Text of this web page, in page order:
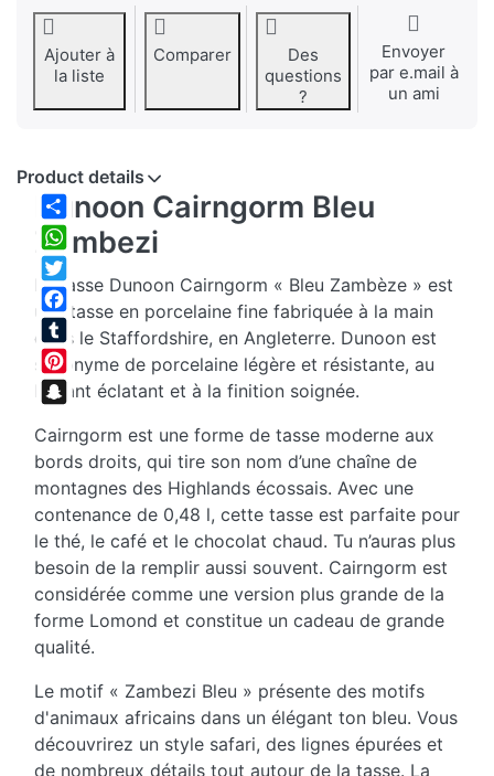
Ajouter à
la liste
Comparer
Des
questions
?
Envoyer
par e.mail à
un ami
Share
WhatsApp
Twitter
Facebook
Tumblr
Pinterest
Product details
Dunoon Cairngorm Bleu
Zambezi
La tasse Dunoon Cairngorm « Bleu Zambèze » est
une tasse en porcelaine fine fabriquée à la main
dans le Staffordshire, en Angleterre. Dunoon est
synonyme de porcelaine légère et résistante, au
brillant éclatant et à la finition soignée.
Cairngorm est une forme de tasse moderne aux
bords droits, qui tire son nom d’une chaîne de
montagnes des Highlands écossais. Avec une
contenance de 0,48 l, cette tasse est parfaite pour
le thé, le café et le chocolat chaud. Tu n’auras plus
besoin de la remplir aussi souvent. Cairngorm est
considérée comme une version plus grande de la
forme Lomond et constitue un cadeau de grande
qualité.
Le motif « Zambezi Bleu » présente des motifs
d'animaux africains dans un élégant ton bleu. Vous
découvrirez un style safari, des lignes épurées et
de nombreux détails tout autour de la tasse. La